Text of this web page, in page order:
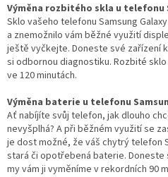
Výměna rozbitého skla u telefonu
Sklo vašeho telefonu Samsung
a znemožnilo vám běžné využití
ještě vyčkejte. Doneste své zařízení
si odbornou diagnostiku. Rozbité
ve 120 minutách.
Výměna baterie u telefonu
Ať nabíjíte svůj telefon, jak dlouho
nevyšplhá? A při běžném využití se
je dost možné, že váš chytrý telefon
stará či opotřebená baterie. Doneste
my vám ji vyměníme v rekordních 90